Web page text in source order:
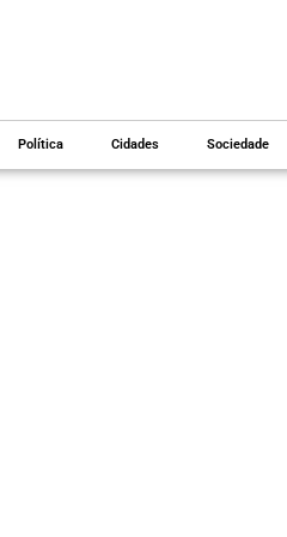
Política Cidades Sociedade